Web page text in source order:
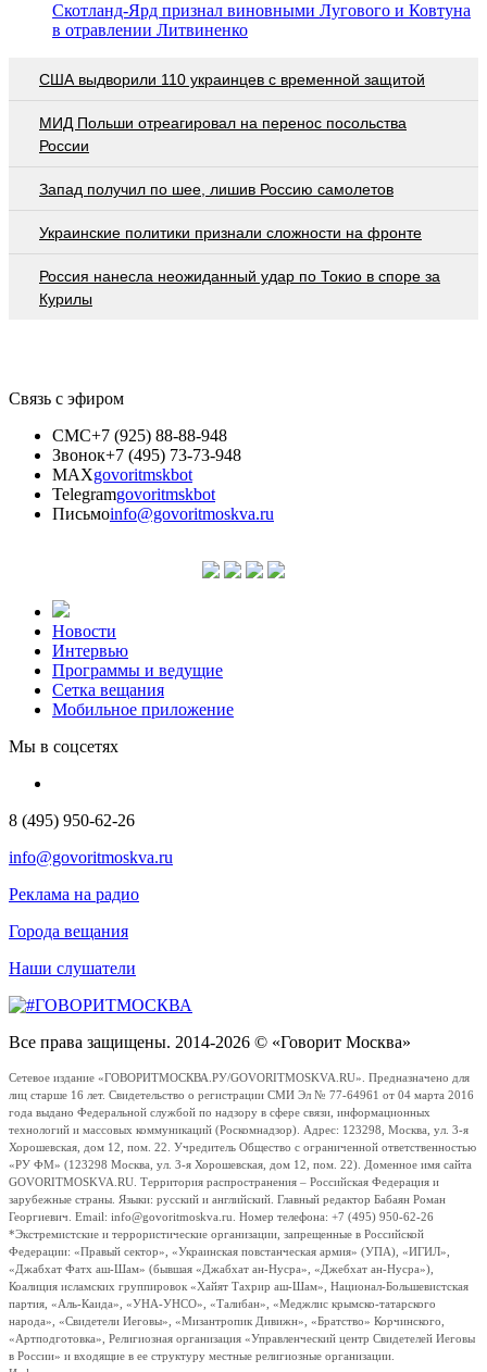
Скотланд-Ярд признал виновными Лугового и Ковтуна
в отравлении Литвиненко
США выдворили 110 украинцев с временной защитой
МИД Польши отреагировал на перенос посольства
России
Запад получил по шее, лишив Россию самолетов
Украинские политики признали сложности на фронте
Россия нанесла неожиданный удар по Токио в споре за
Курилы
Связь с эфиром
СМС+7 (925) 88-88-948
Звонок+7 (495) 73-73-948
MAXgovoritmskbot
Telegramgovoritmskbot
Письмоinfo@govoritmoskva.ru
Новости
Интервью
Программы и ведущие
Сетка вещания
Мобильное приложение
Мы в соцсетях
8 (495) 950-62-26
info@govoritmoskva.ru
Реклама на радио
Города вещания
Наши слушатели
Все права защищены. 2014-2026 © «Говорит Москва»
Сетевое издание «ГОВОРИТМОСКВА.РУ/GOVORITMOSKVA.RU». Предназначено для
лиц старше 16 лет. Свидетельство о регистрации СМИ Эл № 77-64961 от 04 марта 2016
года выдано Федеральной службой по надзору в сфере связи, информационных
технологий и массовых коммуникаций (Роскомнадзор). Адрес: 123298, Москва, ул. 3-я
Хорошевская, дом 12, пом. 22. Учредитель Общество с ограниченной ответственностью
«РУ ФМ» (123298 Москва, ул. 3-я Хорошевская, дом 12, пом. 22). Доменное имя сайта
GOVORITMOSKVA.RU. Территория распространения – Российская Федерация и
зарубежные страны. Языки: русский и английский. Главный редактор Бабаян Роман
Георгиевич. Email: info@govoritmoskva.ru. Номер телефона: +7 (495) 950-62-26
*Экстремистские и террористические организации, запрещенные в Российской
Федерации: «Правый сектор», «Украинская повстанческая армия» (УПА), «ИГИЛ»,
«Джабхат Фатх аш-Шам» (бывшая «Джабхат ан-Нусра», «Джебхат ан-Нусра»),
Коалиция исламских группировок «Хайят Тахрир аш-Шам», Национал-Большевистская
партия, «Аль-Каида», «УНА-УНСО», «Талибан», «Меджлис крымско-татарского
народа», «Свидетели Иеговы», «Мизантропик Дивижн», «Братство» Корчинского,
«Артподготовка», Религиозная организация «Управленческий центр Свидетелей Иеговы
в России» и входящие в ее структуру местные религиозные организации.